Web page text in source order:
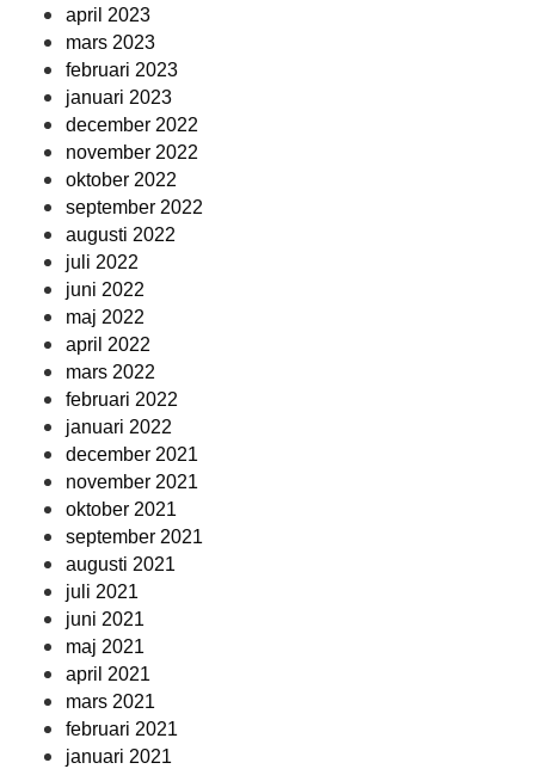
april 2023
mars 2023
februari 2023
januari 2023
december 2022
november 2022
oktober 2022
september 2022
augusti 2022
juli 2022
juni 2022
maj 2022
april 2022
mars 2022
februari 2022
januari 2022
december 2021
november 2021
oktober 2021
september 2021
augusti 2021
juli 2021
juni 2021
maj 2021
april 2021
mars 2021
februari 2021
januari 2021